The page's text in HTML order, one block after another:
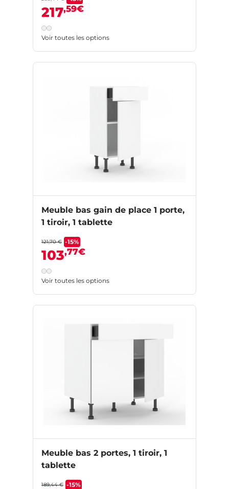
217,59€
Voir toutes les options
Meuble bas gain de place 1 porte,
1 tiroir, 1 tablette
121,70 € -15%
103,77€
Voir toutes les options
Meuble bas 2 portes, 1 tiroir, 1
tablette
189,44 € -15%